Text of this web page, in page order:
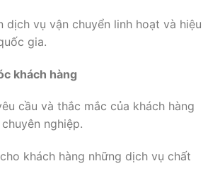
dịch vụ vận chuyển linh hoạt và hiệu
gia.
khách hàng
cầu và thắc mắc của khách hàng
nghiệp.
khách hàng những dịch vụ chất